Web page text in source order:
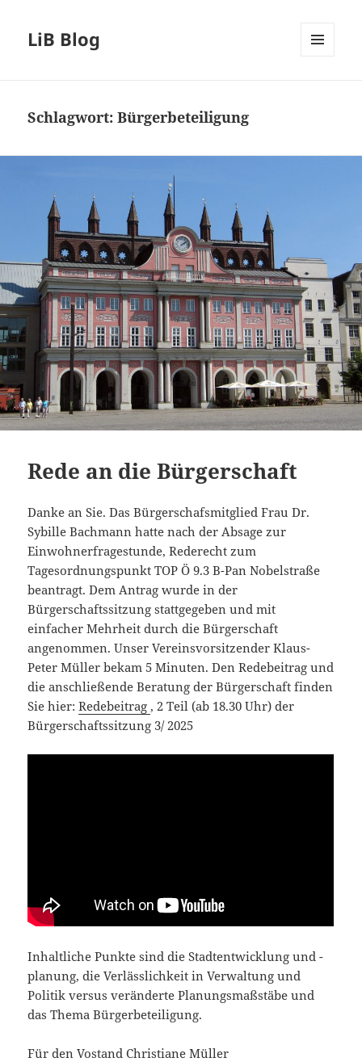
LiB Blog
Schlagwort:Bürgerbeteiligung
Rede an die Bürgerschaft
Danke an Sie. Das Bürgerschafsmitglied Frau Dr.
Sybille Bachmann hatte nach der Absage zur
Einwohnerfragestunde, Rederecht zum
Tagesordnungspunkt TOP Ö 9.3 B-Pan Nobelstraße
beantragt. Dem Antrag wurde in der
Bürgerschaftssitzung stattgegeben und mit
einfacher Mehrheit durch die Bürgerschaft
angenommen. Unser Vereinsvorsitzender Klaus-
Peter Müller bekam 5 Minuten. Den Redebeitrag und
die anschließende Beratung der Bürgerschaft finden
Sie hier:Redebeitrag , 2 Teil (ab 18.30 Uhr) der
Bürgerschaftssitzung 3/ 2025
Inhaltliche Punkte sind die Stadtentwicklung und -
planung, die Verlässlichkeit in Verwaltung und
Politik versus veränderte Planungsmaßstäbe und
das Thema Bürgerbeteiligung.
Für den Vostand Christiane Müller